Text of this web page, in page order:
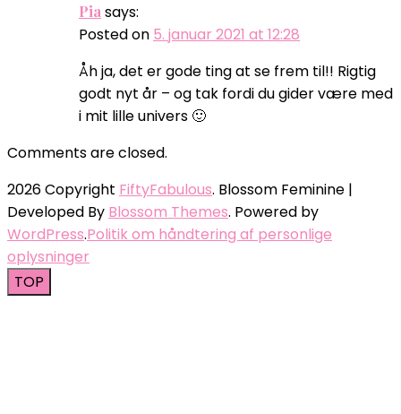
Piasays:
Posted on 5. januar 2021 at 12:28
Åh ja, det er gode ting at se frem til!! Rigtig
godt nyt år – og tak fordi du gider være med
i mit lille univers 🙂
Comments are closed.
2026 Copyright FiftyFabulous. Blossom Feminine |
Developed By Blossom Themes. Powered by
WordPress.Politik om håndtering af personlige
oplysninger
TOP